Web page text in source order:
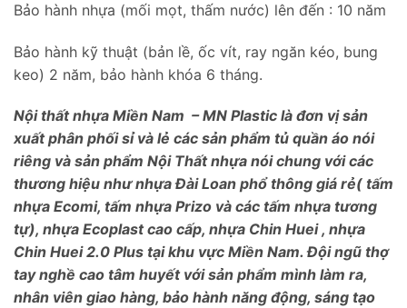
Bảo hành nhựa (mối mọt, thấm nước) lên đến : 10 năm
Bảo hành kỹ thuật (bản lề, ốc vít, ray ngăn kéo, bung
keo) 2 năm, bảo hành khóa 6 tháng.
Nội thất nhựa Miền Nam – MN Plastic là đơn vị sản
xuất phân phối sỉ và lẻ các sản phẩm tủ quần áo nói
riêng và sản phẩm Nội Thất nhựa nói chung với các
thương hiệu như nhựa Đài Loan phổ thông giá rẻ( tấm
nhựa Ecomi, tấm nhựa Prizo và các tấm nhựa tương
tự), nhựa Ecoplast cao cấp, nhựa Chin Huei , nhựa
Chin Huei 2.0 Plus tại khu vực Miền Nam. Đội ngũ thợ
tay nghề cao tâm huyết với sản phẩm mình làm ra,
nhân viên giao hàng, bảo hành năng động, sáng tạo